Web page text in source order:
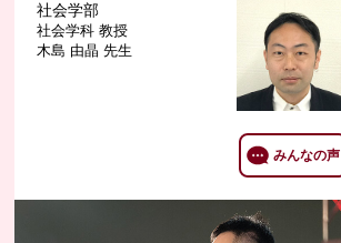
社会学部
社会学科 教授
木島 由晶 先生
みんなの声